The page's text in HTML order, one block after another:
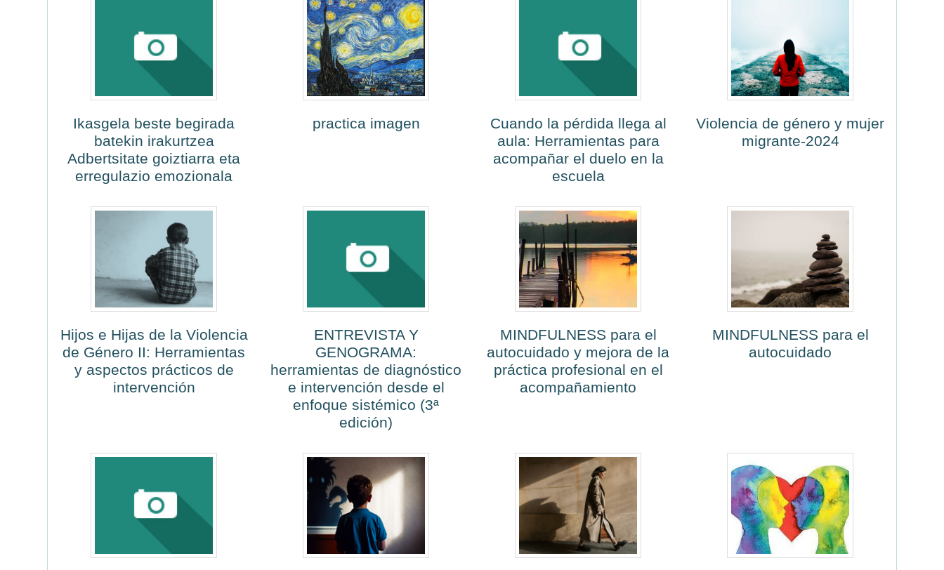
Ikasgela beste begirada
batekin irakurtzea
Adbertsitate goiztiarra eta
erregulazio emozionala
practica imagen
Cuando la pérdida llega al
aula: Herramientas para
acompañar el duelo en la
escuela
Violencia de género y mujer
migrante-2024
Hijos e Hijas de la Violencia
de Género II: Herramientas
y aspectos prácticos de
intervención
ENTREVISTA Y
GENOGRAMA:
herramientas de diagnóstico
e intervención desde el
enfoque sistémico (3ª
edición)
MINDFULNESS para el
autocuidado y mejora de la
práctica profesional en el
acompañamiento
MINDFULNESS para el
autocuidado